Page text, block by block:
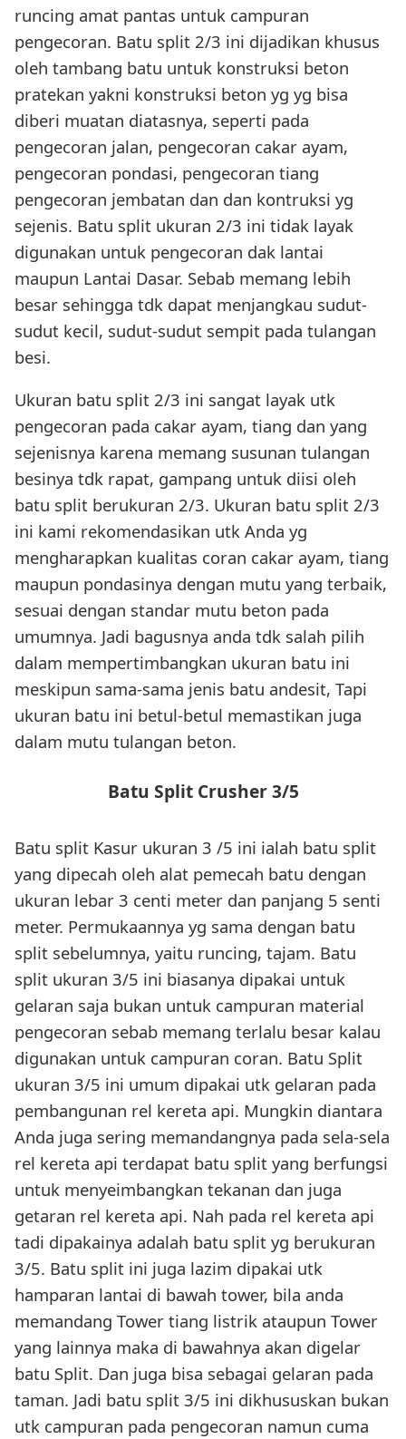
runcing amat pantas untuk campuran
pengecoran. Batu split 2/3 ini dijadikan khusus
oleh tambang batu untuk konstruksi beton
pratekan yakni konstruksi beton yg yg bisa
diberi muatan diatasnya, seperti pada
pengecoran jalan, pengecoran cakar ayam,
pengecoran pondasi, pengecoran tiang
pengecoran jembatan dan dan kontruksi yg
sejenis. Batu split ukuran 2/3 ini tidak layak
digunakan untuk pengecoran dak lantai
maupun Lantai Dasar. Sebab memang lebih
besar sehingga tdk dapat menjangkau sudut-
sudut kecil, sudut-sudut sempit pada tulangan
besi.
Ukuran batu split 2/3 ini sangat layak utk
pengecoran pada cakar ayam, tiang dan yang
sejenisnya karena memang susunan tulangan
besinya tdk rapat, gampang untuk diisi oleh
batu split berukuran 2/3. Ukuran batu split 2/3
ini kami rekomendasikan utk Anda yg
mengharapkan kualitas coran cakar ayam, tiang
maupun pondasinya dengan mutu yang terbaik,
sesuai dengan standar mutu beton pada
umumnya. Jadi bagusnya anda tdk salah pilih
dalam mempertimbangkan ukuran batu ini
meskipun sama-sama jenis batu andesit, Tapi
ukuran batu ini betul-betul memastikan juga
dalam mutu tulangan beton.
Batu Split Crusher 3/5
Batu split Kasur ukuran 3 /5 ini ialah batu split
yang dipecah oleh alat pemecah batu dengan
ukuran lebar 3 centi meter dan panjang 5 senti
meter. Permukaannya yg sama dengan batu
split sebelumnya, yaitu runcing, tajam. Batu
split ukuran 3/5 ini biasanya dipakai untuk
gelaran saja bukan untuk campuran material
pengecoran sebab memang terlalu besar kalau
digunakan untuk campuran coran. Batu Split
ukuran 3/5 ini umum dipakai utk gelaran pada
pembangunan rel kereta api. Mungkin diantara
Anda juga sering memandangnya pada sela-sela
rel kereta api terdapat batu split yang berfungsi
untuk menyeimbangkan tekanan dan juga
getaran rel kereta api. Nah pada rel kereta api
tadi dipakainya adalah batu split yg berukuran
3/5. Batu split ini juga lazim dipakai utk
hamparan lantai di bawah tower, bila anda
memandang Tower tiang listrik ataupun Tower
yang lainnya maka di bawahnya akan digelar
batu Split. Dan juga bisa sebagai gelaran pada
taman. Jadi batu split 3/5 ini dikhususkan bukan
utk campuran pada pengecoran namun cuma